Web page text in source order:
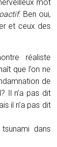
mot
. Ben oui,
et ceux des
réaliste
que l’on ne
de
Il n’a pas dit
il n’a pas dit
dans